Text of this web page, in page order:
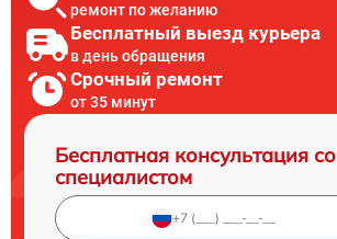
ремонт по желанию
Бесплатный выезд курьера
в день обращения
Срочный ремонт
от 35 минут
Бесплатная консультация со
специалистом